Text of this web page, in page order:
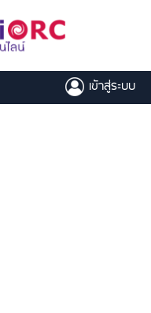
เข้าสู่ระบบ